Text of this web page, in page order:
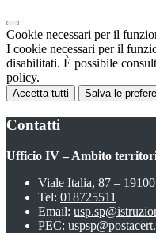
Cookie necessari per il
I cookie necessari per il
disabilitati. È possibile
policy.
Accetta tutti Salva le
Contatti
Ufficio IV – Ambito
Viale Italia, 87 –
Tel: 018725511
Email:
PEC: